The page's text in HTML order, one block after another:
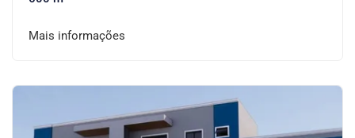
Mais informações